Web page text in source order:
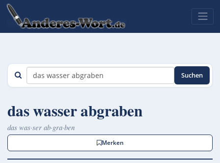
Suchen
das wasser abgraben
das was·ser ab·gra·ben
Merken